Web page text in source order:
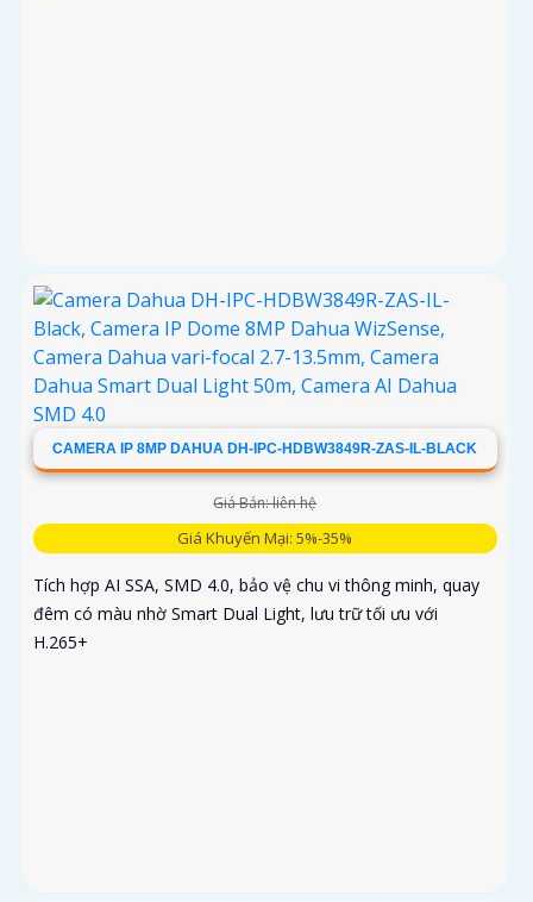
CAMERA IP 8MP DAHUA DH-IPC-HDBW3849R-ZAS-IL-BLACK
Giá Bán: liên hệ
Giá Khuyến Mại: 5%-35%
Tích hợp AI SSA, SMD 4.0, bảo vệ chu vi thông minh, quay
đêm có màu nhờ Smart Dual Light, lưu trữ tối ưu với
H.265+